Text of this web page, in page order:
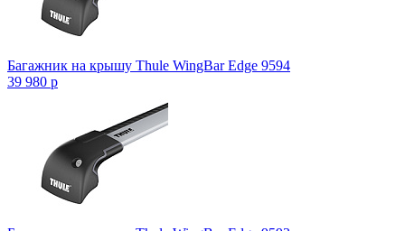
Багажник на крышу Thule WingBar Edge 9594
39 980 p